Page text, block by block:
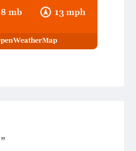
mb 13 mph